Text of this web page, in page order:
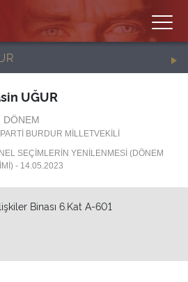
UĞUR
DÖNEM
BURDUR MİLLETVEKİLİ
SEÇİMLERİN YENİLENMESİ (DÖNEM
- 14.05.2023
Binası 6.Kat A-601